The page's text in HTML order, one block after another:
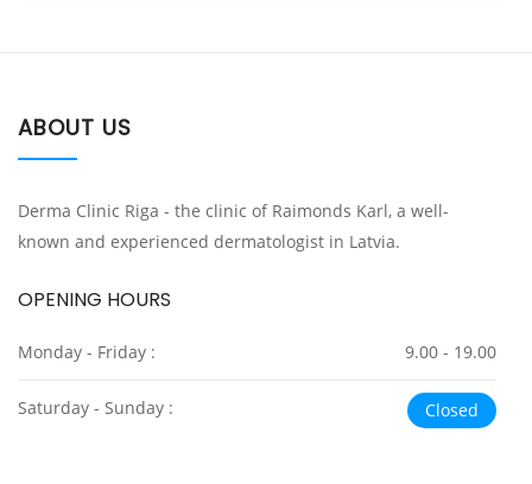
ABOUT US
Derma Clinic Riga - the clinic of Raimonds Karl, a well-
known and experienced dermatologist in Latvia.
OPENING HOURS
Monday - Friday : 9.00 - 19.00
Saturday - Sunday : Closed